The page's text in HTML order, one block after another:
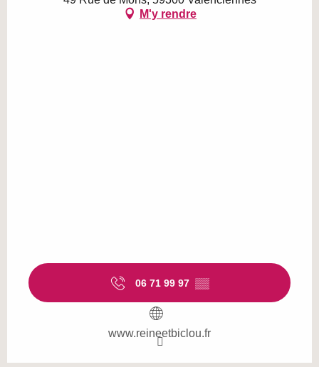
M'y rendre
06 71 99 97 ▒▒
www.reineetbiclou.fr